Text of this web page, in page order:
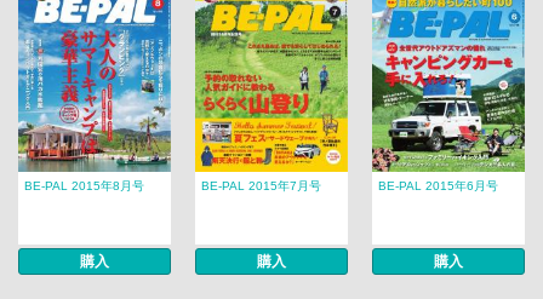
BE-PAL 2015年8月号
購入
BE-PAL 2015年7月号
購入
BE-PAL 2015年6月号
購入